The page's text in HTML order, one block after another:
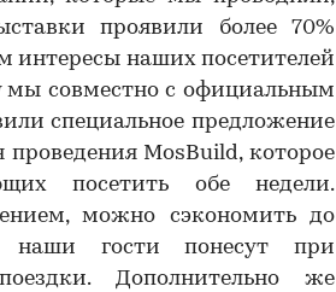
проявили более 70%
интересы наших посетителей
мы совместно с официальным
специальное предложение
MosBuild, которое
посетить обе недели.
можно сэкономить до
гости понесут при
Дополнительно же